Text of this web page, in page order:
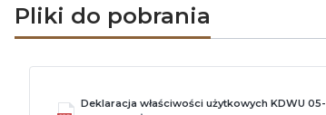
Pliki do pobrania
Deklaracja właściwości użytkowych KDWU 05-